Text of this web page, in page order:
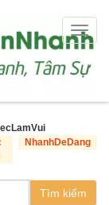
NhanhDeDang
Tìm kiếm